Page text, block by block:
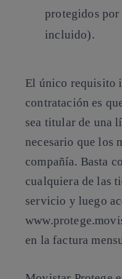
protegidos por
incluido).
El único requisito
contratación es
sea titular de una
necesario que los
compañía. Basta
cualquiera de las
servicio y luego
en la factura